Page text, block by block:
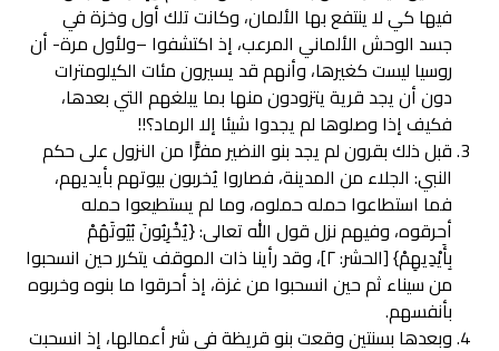
فيها كي لا ينتفع بها الألمان، وكانت تلك أول وخزة في
جسد الوحش الألماني المرعب، إذ اكتشفوا –ولأول مرة- أن
روسيا ليست كغيرها، وأنهم قد يسيرون مئات الكيلومترات
دون أن يجد قرية يتزودون منها بما يبلغهم التي بعدها،
فكيف إذا وصلوها لم يجدوا شيئا إلا الرماد؟!!
قبل ذلك بقرون لم يجد بنو النضير مفرًّا من النزول على حكم
النبي: الجلاء من المدينة، فصاروا يُخربون بيوتهم بأيديهم،
فما استطاعوا حمله حملوه، وما لم يستطيعوا حمله
أحرقوه، وفيهم نزل قول الله تعالى: {يُخْرِبُونَ بُيُوتَهُمْ
بِأَيْدِيهِمْ} [الحشر: ٢]، وقد رأينا ذات الموقف يتكرر حين انسحبوا
من سيناء ثم حين انسحبوا من غزة، إذ أحرقوا ما بنوه وخربوه
بأنفسهم.
وبعدها بسنتين وقعت بنو قريظة في شر أعمالها، إذ انسحبت